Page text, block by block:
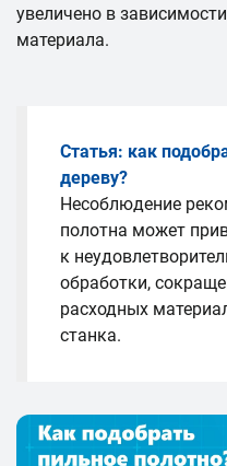
увеличено в
материала.
Статья: как
дереву?
Несоблюдение
полотна может
к
обработки,
расходных
станка.